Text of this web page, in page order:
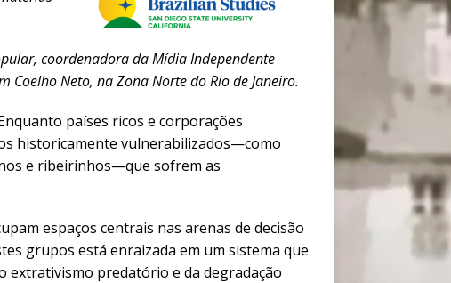
coordenadora da Mídia Independente
Coelho Neto, na Zona Norte do Rio de Janeiro.
países ricos e corporações
historicamente vulnerabilizados—como
e ribeirinhos—que sofrem as
espaços centrais nas arenas de decisão
grupos está enraizada em um sistema que
extrativismo predatório e da degradação